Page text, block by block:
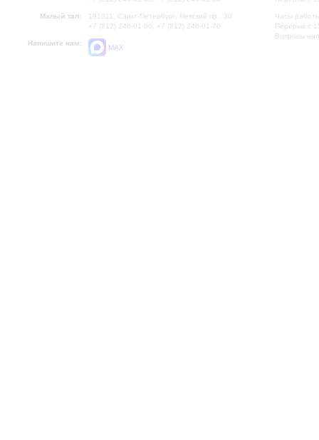
Малый зал:
191011, Санкт-Петербург, Невский пр., 30
+7 (812) 240-01-00, +7 (812) 240-01-70
Напишите нам:
MAX
Часы
Перерыв с
Вопросы